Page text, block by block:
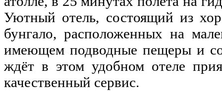
Уютный отель, состоящий из
бунгало, расположенных на
имеющем подводные пещеры и
ждёт в этом удобном отеле
качественный сервис.